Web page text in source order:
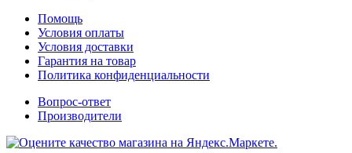
Помощь
Условия оплаты
Условия доставки
Гарантия на товар
Политика конфиденциальности
Вопрос-ответ
Производители